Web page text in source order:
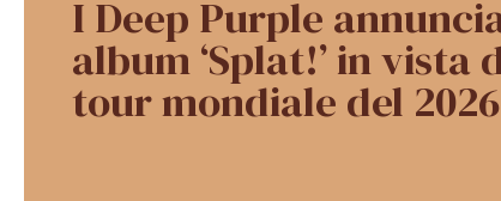
I Deep Purple
album ‘Splat!’ in vista
tour mondiale del 2026